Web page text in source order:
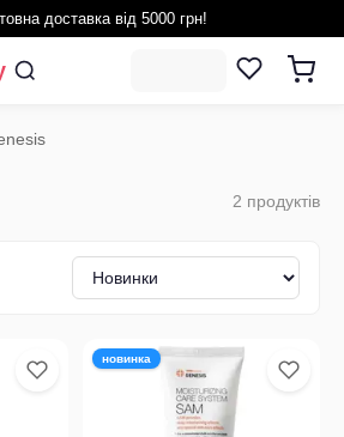
доставка від 5000 грн!
2 продуктів
новинка